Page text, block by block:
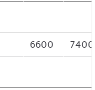
6600 7400